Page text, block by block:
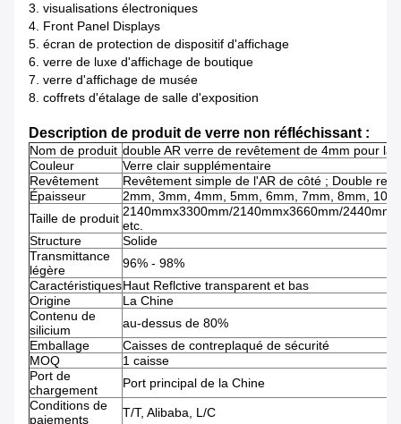
3. visualisations électroniques
4. Front Panel Displays
5. écran de protection de dispositif d'affichage
6. verre de luxe d'affichage de boutique
7. verre d'affichage de musée
8. coffrets d'étalage de salle d'exposition
Description de produit de verre non réfléchissant :
Nom de produit double AR verre de revêtement de 4mm pour
Couleur
Verre clair supplémentaire
Revêtement
Revêtement simple de l'AR de côté ; Double
Épaisseur
2mm, 3mm, 4mm, 5mm, 6mm, 7mm, 8mm,
Taille de produit 2140mmx3300mm/2140mmx3660mm/
etc.
Structure
Solide
Transmittance
légère
96% - 98%
CaractéristiquesHaut Reflctive transparent et bas
Origine
La Chine
Contenu de
silicium
au-dessus de 80%
Emballage
Caisses de contreplaqué de sécurité
MOQ
1 caisse
Port de
chargement
Port principal de la Chine
Conditions de
paiements
T/T, Alibaba, L/C